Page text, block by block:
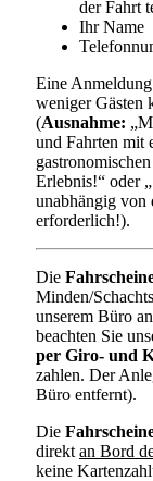
der Fahrt
Ihr Name
Eine
weniger Gästen
(Ausnahme:
und Fahrten mit
Erlebnis!“ oder
unabhängig von
erforderlich!).
Die
Minden/
unserem Büro
beachten Sie
per Giro- und
zahlen. Der
Büro entfernt).
Die
direkt an Bord
keine